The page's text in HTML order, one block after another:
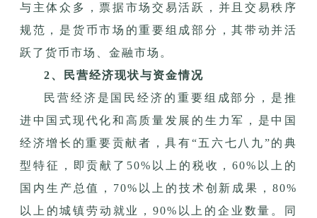
与主体众多，票据市场交易活跃，并且交易秩序
规范，是货币市场的重要组成部分，其带动并活
跃了货币市场、金融市场。
2、民营经济现状与资金情况
民营经济是国民经济的重要组成部分，是推
进中国式现代化和高质量发展的生力军，是中国
经济增长的重要贡献者，具有“五六七八九”的典
型特征，即贡献了50%以上的税收，60%以上的
国内生产总值，70%以上的技术创新成果，80%
以上的城镇劳动就业，90%以上的企业数量。同